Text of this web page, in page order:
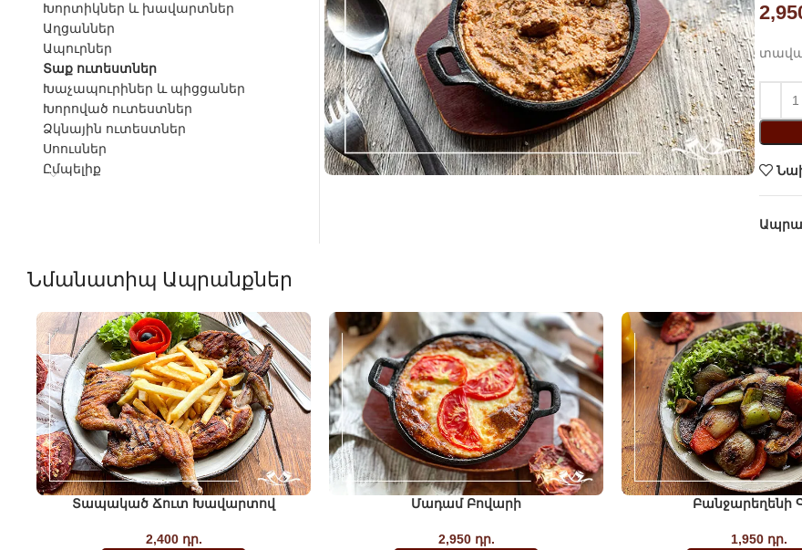
Խորտիկներ և խավարտներ
Աղցաններ
Ապուրներ
Տաք ուտեստներ
Խաչապուրիներ և պիցցաներ
Խորոված ուտեստներ
Ձկնային ուտեստներ
Սոուսներ
Ըմպելիք
Նմանատիպ Ապրանքներ
Տապակած Ճուտ Խավարտով
2,400դր.
Մադամ Բովարի
2,950դր.
Բանջարեղենի
1,950դր.